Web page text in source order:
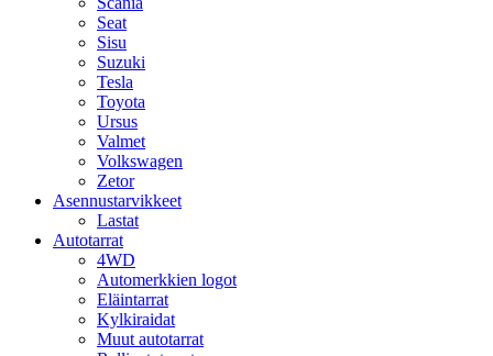
Seat
Sisu
Suzuki
Tesla
Toyota
Ursus
Valmet
Volkswagen
Zetor
Asennustarvikkeet
Lastat
Autotarrat
4WD
Automerkkien logot
Eläintarrat
Kylkiraidat
Muut autotarrat